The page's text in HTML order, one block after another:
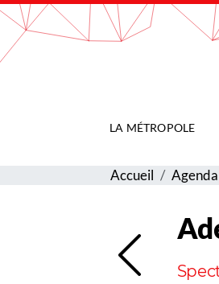
Gestion de vos préférences sur les
LA MÉTROPOLE
Accueil Agenda